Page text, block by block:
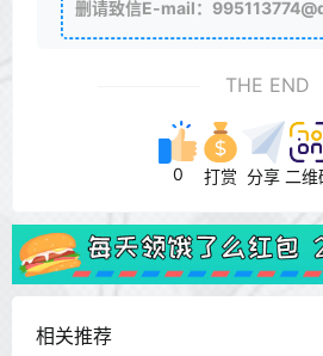
删请致信E-mail：
THE END
0 打赏 分享 二维
相关推荐